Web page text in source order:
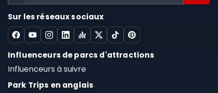
Sur les réseaux sociaux
Influenceurs de parcs d'attractions
Influenceurs à suivre
Park Trips en anglais